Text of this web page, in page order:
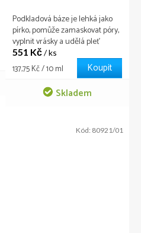
Skladem
551 Kč/ ks
Měrná
137,75 Kč / 10 ml Koupit
Podkladová báze je lehká jako
pírko, pomůže zamaskovat póry,
vyplnit vrásky a udělá pleť
hedvábnou a dokonale hladkou.
Teď bude vaše pleť jako z
obálek nejlepších módních
Kód: 80921/01